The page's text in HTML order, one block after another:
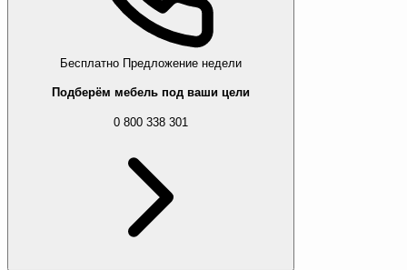
Бесплатно Предложение недели
Подберём мебель под ваши цели
0 800 338 301